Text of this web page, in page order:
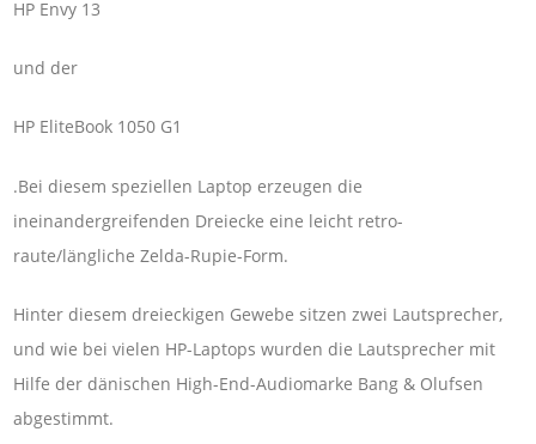
HP Envy 13
und der
HP EliteBook 1050 G1
.Bei diesem speziellen Laptop erzeugen die
ineinandergreifenden Dreiecke eine leicht retro-
raute/längliche Zelda-Rupie-Form.
Hinter diesem dreieckigen Gewebe sitzen zwei Lautsprecher,
und wie bei vielen HP-Laptops wurden die Lautsprecher mit
Hilfe der dänischen High-End-Audiomarke Bang & Olufsen
abgestimmt.